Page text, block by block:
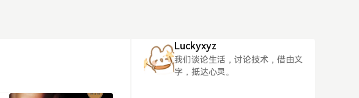
Luckyxyz
我们谈论生活，讨论技术，借由文
字，抵达心灵。